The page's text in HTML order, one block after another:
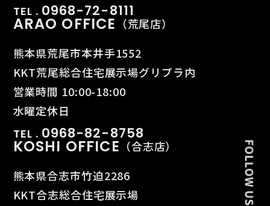
TEL . 0968-72-8111
ARAO OFFICE （荒尾店）
熊本県荒尾市本井手1552
KKT荒尾総合住宅展示場グリプラ内
営業時間 10:00-18:00
水曜定休日
TEL . 0968-82-8758
KOSHI OFFICE （合志店）
熊本県合志市竹迫2286
KKT合志総合住宅展示場